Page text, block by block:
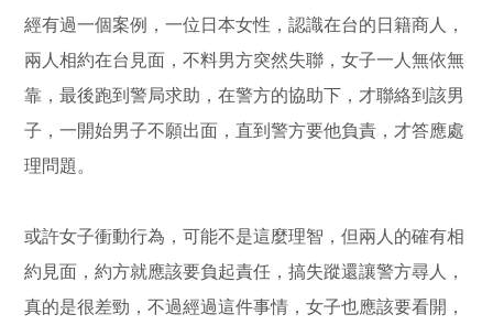
經有過一個案例，一位日本女性，認識在台的日籍商人，
兩人相約在台見面，不料男方突然失聯，女子一人無依無
靠，最後跑到警局求助，在警方的協助下，才聯絡到該男
子，一開始男子不願出面，直到警方要他負責，才答應處
理問題。
或許女子衝動行為，可能不是這麼理智，但兩人的確有相
約見面，約方就應該要負起責任，搞失蹤還讓警方尋人，
真的是很差勁，不過經過這件事情，女子也應該要看開，